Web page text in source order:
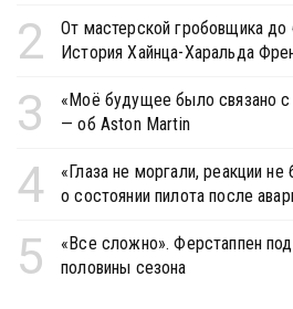
2
От мастерской гробовщика
История Хайнца-Харальда
3
«Моё будущее было связано
— об Aston Martin
4
«Глаза не моргали, реакции
о состоянии пилота после
5
«Все сложно». Ферстаппен
половины сезона